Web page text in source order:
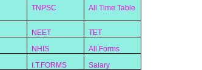
TNPSC All Time Table
NEET
TET
NHIS
All Forms
I.T.FORMS
Salary